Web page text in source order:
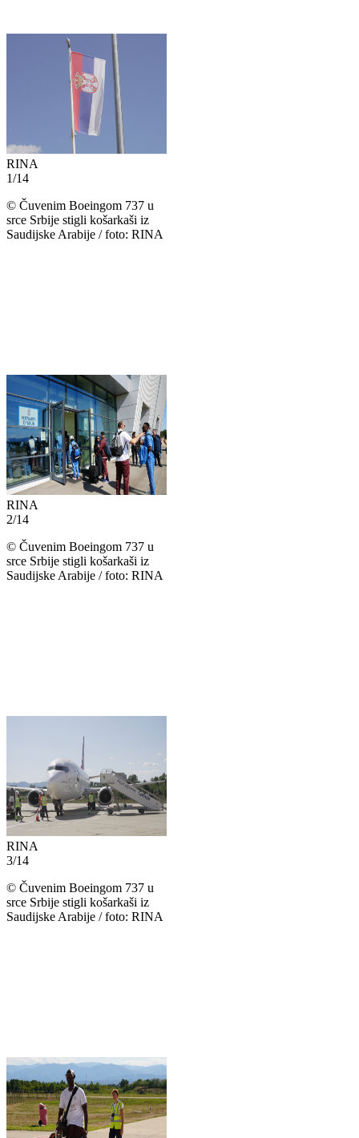
RINA
1/14
© Čuvenim Boeingom 737 u
srce Srbije stigli košarkaši iz
Saudijske Arabije / foto: RINA
RINA
2/14
© Čuvenim Boeingom 737 u
srce Srbije stigli košarkaši iz
Saudijske Arabije / foto: RINA
RINA
3/14
© Čuvenim Boeingom 737 u
srce Srbije stigli košarkaši iz
Saudijske Arabije / foto: RINA